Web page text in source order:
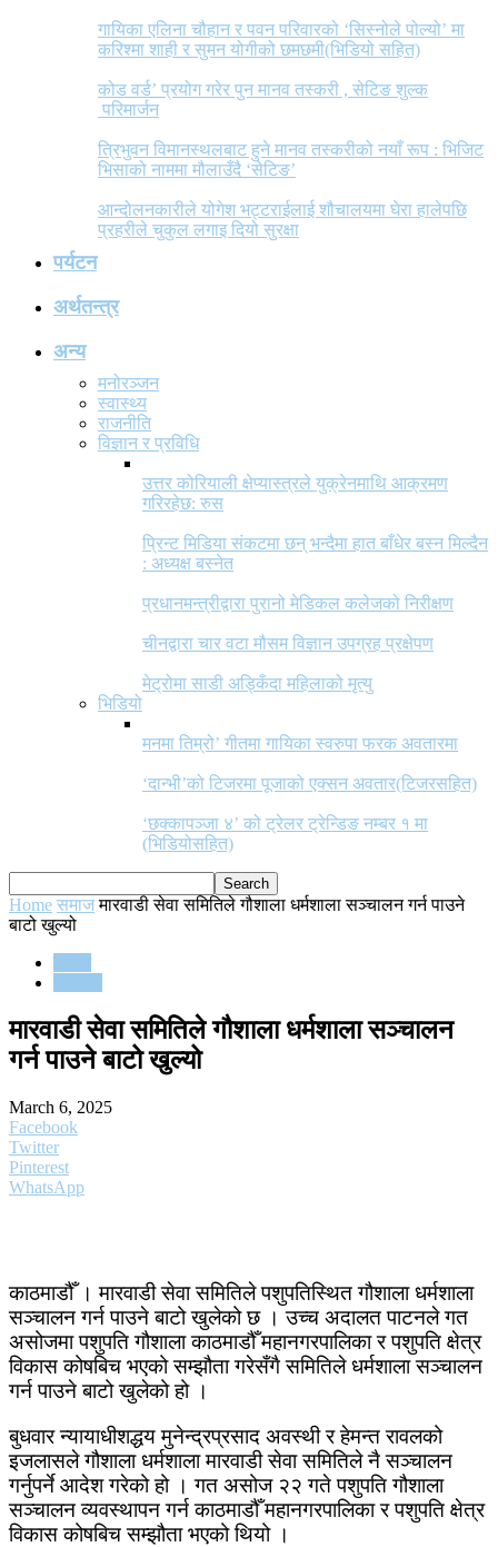
गायिका एलिना चौहान र पवन परिवारको ‘सिस्नोले पोल्यो’ मा
करिश्मा शाही र सुमन योगीको छमछमी(भिडियो सहित)
कोड वर्ड’ प्रयोग गरेर पुन मानव तस्करी , सेटिङ शुल्क
परिमार्जन
त्रिभुवन विमानस्थलबाट हुने मानव तस्करीको नयाँ रूप : भिजिट
भिसाको नाममा मौलाउँदै ‘सेटिङ’
आन्दोलनकारीले योगेश भट्टराईलाई शौचालयमा घेरा हालेपछि
प्रहरीले चुकुल लगाइ दियो सुरक्षा
पर्यटन
अर्थतन्त्र
अन्य
मनोरञ्जन
स्वास्थ्य
राजनीति
विज्ञान र प्रविधि
उत्तर कोरियाली क्षेप्यास्त्रले युक्रेनमाथि आक्रमण
गरिरहेछ: रुस
प्रिन्ट मिडिया संकटमा छन् भन्दैमा हात बाँधेर बस्न मिल्दैन
: अध्यक्ष बस्नेत
प्रधानमन्त्रीद्वारा पुरानो मेडिकल कलेजको निरीक्षण
चीनद्वारा चार वटा मौसम विज्ञान उपग्रह प्रक्षेपण
मेट्रोमा साडी अड्किँदा महिलाको मृत्यु
भिडियो
मनमा तिम्रो’ गीतमा गायिका स्वरुपा फरक अवतारमा
‘दान्भी’को टिजरमा पूजाको एक्सन अवतार(टिजरसहित)
‘छक्कापञ्जा ४’ को ट्रेलर ट्रेन्डिङ नम्बर १ मा
(भिडियोसहित)
Home समाज मारवाडी सेवा समितिले गौशाला धर्मशाला सञ्चालन गर्न पाउने
बाटो खुल्यो
मारवाडी सेवा समितिले गौशाला धर्मशाला सञ्चालन
गर्न पाउने बाटो खुल्यो
March 6, 2025
Facebook
Twitter
Pinterest
WhatsApp
काठमाडौँ । मारवाडी सेवा समितिले पशुपतिस्थित गौशाला धर्मशाला
सञ्चालन गर्न पाउने बाटो खुलेको छ । उच्च अदालत पाटनले गत
असोजमा पशुपति गौशाला काठमाडौँ महानगरपालिका र पशुपति क्षेत्र
विकास कोषबिच भएको सम्झौता गरेसँगै समितिले धर्मशाला सञ्चालन
गर्न पाउने बाटो खुलेको हो ।
बुधवार न्यायाधीशद्धय मुनेन्द्रप्रसाद अवस्थी र हेमन्त रावलको
इजलासले गौशाला धर्मशाला मारवाडी सेवा समितिले नै सञ्चालन
गर्नुपर्ने आदेश गरेको हो । गत असोज २२ गते पशुपति गौशाला
सञ्चालन व्यवस्थापन गर्न काठमाडौँ महानगरपालिका र पशुपति क्षेत्र
विकास कोषबिच सम्झौता भएको थियो ।